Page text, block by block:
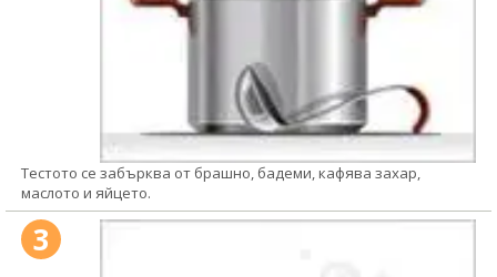
Тестото се забърква от брашно, бадеми, кафява захар,
маслото и яйцето.
3